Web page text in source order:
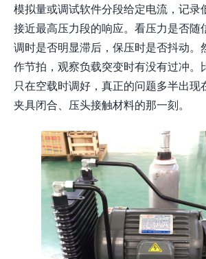
模拟量或调试软件分段给定电流，记录
接近最高压力段的响应。看压力是否随
调时是否明显滞后，保压时是否抖动。
作节拍，观察负载突变时有没有过冲。
只在空载时调好，真正的问题多半出现
夹具闭合、压头接触材料的那一刻。